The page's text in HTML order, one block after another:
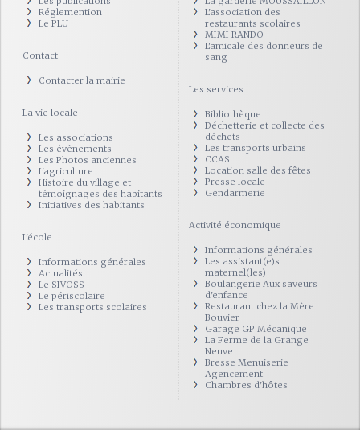
Réglemention
Le PLU
Contact
Contacter la mairie
La vie locale
Les associations
Les évènements
Les Photos anciennes
L'agriculture
Histoire du village et
témoignages des habitants
Initiatives des habitants
L'école
Informations générales
Actualités
Le SIVOSS
Le périscolaire
Les transports scolaires
L'association des
restaurants scolaires
MIMI RANDO
L'amicale des donneurs de
sang
Les services
Bibliothèque
Déchetterie et collecte des
déchets
Les transports urbains
CCAS
Location salle des fêtes
Presse locale
Gendarmerie
Activité économique
Informations générales
Les assistant(e)s
maternel(les)
Boulangerie Aux saveurs
d'enfance
Restaurant chez la Mère
Bouvier
Garage GP Mécanique
La Ferme de la Grange
Neuve
Bresse Menuiserie
Agencement
Chambres d'hôtes